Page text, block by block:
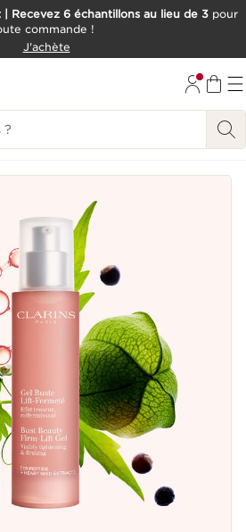
Recevez 6 échantillons au lieu de 3 pour
commande !
J'achète